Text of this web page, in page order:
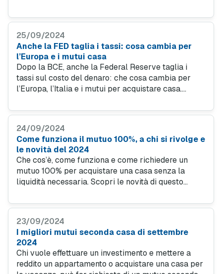
attivamente alla riduzione delle emissioni di CO2.
25/09/2024
Anche la FED taglia i tassi: cosa cambia per
l’Europa e i mutui casa
Dopo la BCE, anche la Federal Reserve taglia i
tassi sul costo del denaro: che cosa cambia per
l’Europa, l’Italia e i mutui per acquistare casa.
quali sono le novità e trova le offerte mutuo per
24/09/2024
Come funziona il mutuo 100%, a chi si rivolge e
le novità del 2024
Che cos’è, come funziona e come richiedere un
mutuo 100% per acquistare una casa senza la
liquidità necessaria. Scopri le novità di questo
giovani. E come trovare un’offerta mutuo per te a
23/09/2024
I migliori mutui seconda casa di settembre
2024
Chi vuole effettuare un investimento e mettere a
reddito un appartamento o acquistare una casa per